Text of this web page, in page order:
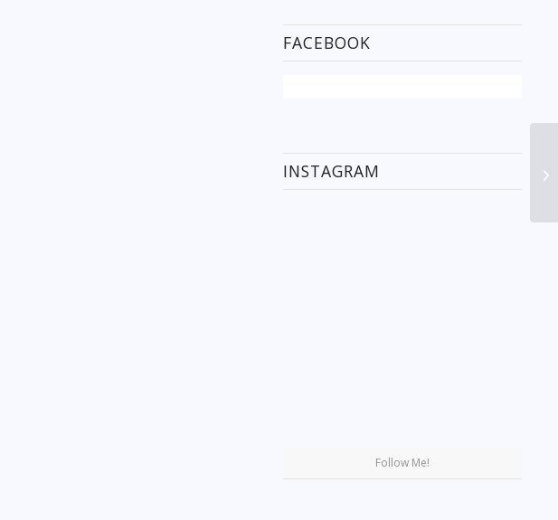
FACEBOOK
INSTAGRAM
Follow Me!